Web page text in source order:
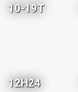
10-19T
12H24